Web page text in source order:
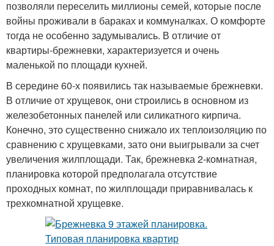
позволяли переселить миллионы семей, которые после
войны проживали в бараках и коммуналках. О комфорте
тогда не особенно задумывались. В отличие от
квартиры-брежневки, характеризуется и очень
маленькой по площади кухней.
В середине 60-х появились так называемые брежневки.
В отличие от хрущевок, они строились в основном из
железобетонных панелей или силикатного кирпича.
Конечно, это существенно снижало их теплоизоляцию по
сравнению с хрущевками, зато они выигрывали за счет
увеличения жилплощади. Так, брежневка 2-комнатная,
планировка которой предполагала отсутствие
проходных комнат, по жилплощади приравнивалась к
трехкомнатной хрущевке.